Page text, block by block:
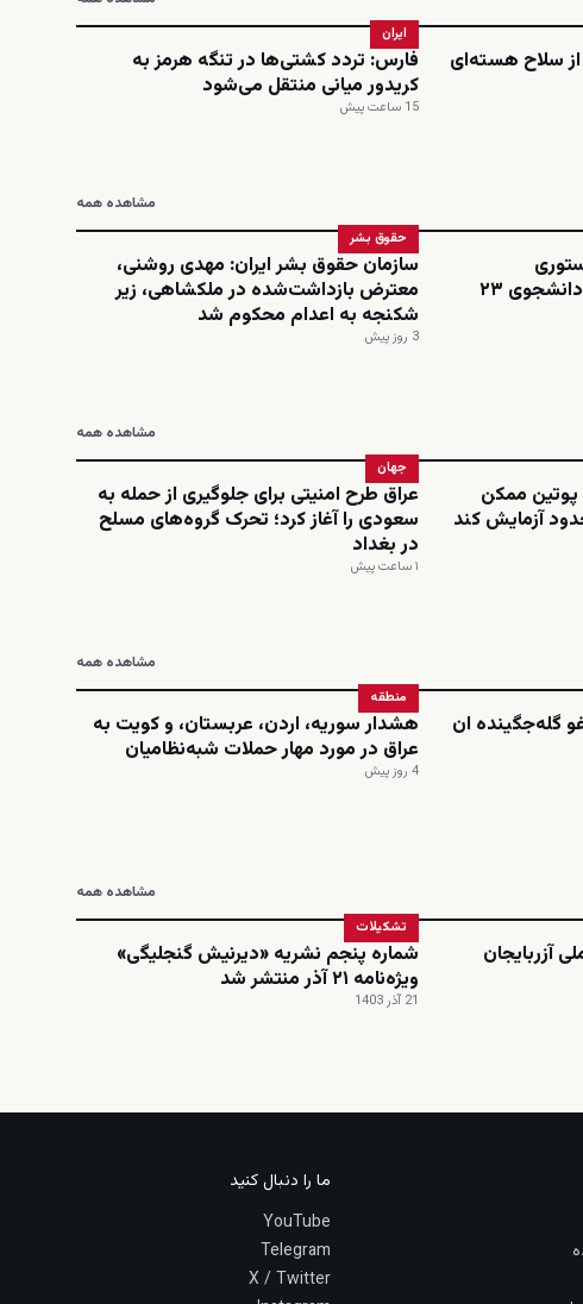
از سلاح هسته‌ای
ایران
فارس: تردد کشتی‌ها در تنگه هرمز به
کریدور میانی منتقل می‌شود
15 ساعت پیش
مشاهده همه
اینستاگرامی؛ نجمه امینی، دانشجوی ۲۳
حقوق بشر
سازمان حقوق بشر ایران: مهدی روشنی،
معترض بازداشت‌شده در ملکشاهی، زیر
شکنجه به اعدام محکوم شد
3 روز پیش
مشاهده همه
پوتین ممکن
آزمایش کند
جهان
عراق طرح امنیتی برای جلوگیری از حمله به
سعودی را آغاز کرد؛ تحرک گروه‌های مسلح
در بغداد
۱ ساعت پیش
مشاهده همه
گله‌جگینده ان
منطقه
هشدار سوریه، اردن، عربستان، و کویت به
عراق در مورد مهار حملات شبه‌نظامیان
4 روز پیش
مشاهده همه
آزربایجان
تشکیلات
شماره پنجم نشریه «دیرنیش گنجلیگی»
ویژه‌نامه ۲۱ آذر منتشر شد
21 آذر 1403
ما را دنبال کنید
YouTube
Telegram
X / Twitter